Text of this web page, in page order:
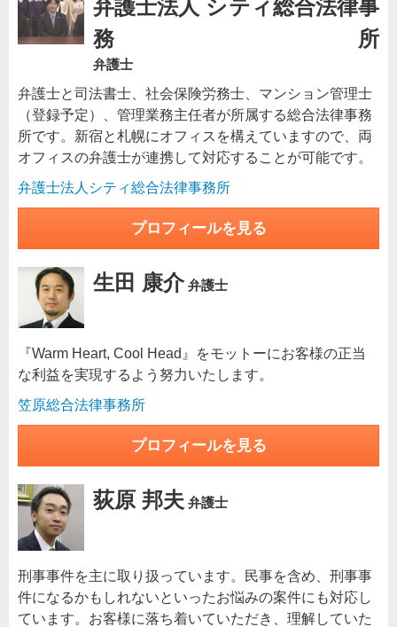
弁護士法人 シティ総合法律事
務所
弁護士
弁護士と司法書士、社会保険労務士、マンション管理士
（登録予定）、管理業務主任者が所属する総合法律事務
所です。新宿と札幌にオフィスを構えていますので、両
オフィスの弁護士が連携して対応することが可能です。
弁護士法人シティ総合法律事務所
プロフィールを見る
生田 康介 弁護士
『Warm Heart, Cool Head』をモットーにお客様の正当
な利益を実現するよう努力いたします。
笠原総合法律事務所
プロフィールを見る
荻原 邦夫 弁護士
刑事事件を主に取り扱っています。民事を含め、刑事事
件になるかもしれないといったお悩みの案件にも対応し
ています。お客様に落ち着いていただき、理解していた